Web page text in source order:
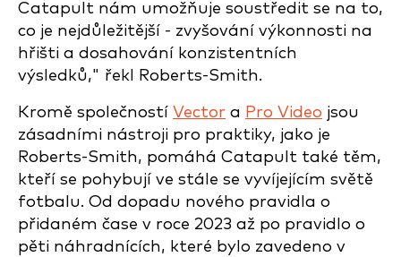
Catapult nám umožňuje soustředit se na to,
co je nejdůležitější - zvyšování výkonnosti na
hřišti a dosahování konzistentních
výsledků," řekl Roberts-Smith.
Kromě společností Vector a Pro Video jsou
zásadními nástroji pro praktiky, jako je
Roberts-Smith, pomáhá Catapult také těm,
kteří se pohybují ve stále se vyvíjejícím světě
fotbalu. Od dopadu nového pravidla o
přidaném čase v roce 2023 až po pravidlo o
pěti náhradnících, které bylo zavedeno v